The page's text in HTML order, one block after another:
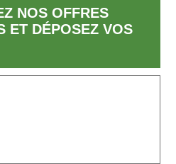
NOS OFFRES
ET DÉPOSEZ VOS